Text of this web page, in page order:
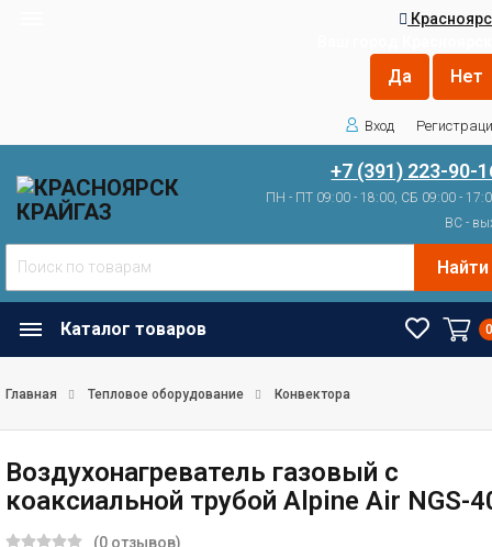
Вход
+7 (391) 223-90-
ПН - ПТ 09:00 - 18:00, СБ 09:00 -
ВС -
Найти
Каталог товаров
Главная Тепловое оборудование Конвектора
Воздухонагреватель газовый с
коаксиальной трубой Alpine Air NGS-
(0 отзывов)